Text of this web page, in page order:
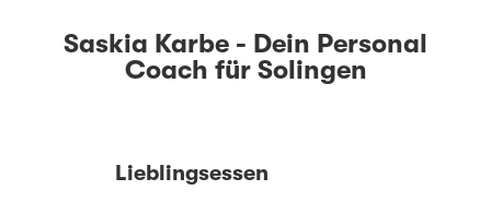
Saskia Karbe - Dein Personal
Coach für Solingen
Lieblingsessen